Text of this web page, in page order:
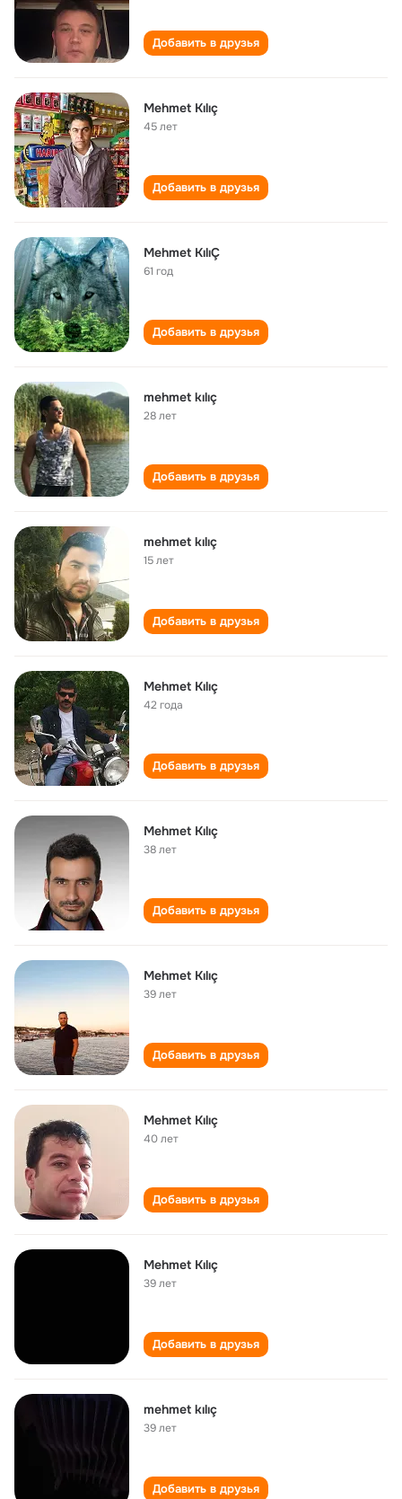
Добавить в друзья
Mehmet Kılıç
45 лет
Добавить в друзья
Mehmet KılıÇ
61 год
Добавить в друзья
mehmet kılıç
28 лет
Добавить в друзья
mehmet kılıç
15 лет
Добавить в друзья
Mehmet Kılıç
42 года
Добавить в друзья
Mehmet Kılıç
38 лет
Добавить в друзья
Mehmet Kılıç
39 лет
Добавить в друзья
Mehmet Kılıç
40 лет
Добавить в друзья
Mehmet Kılıç
39 лет
Добавить в друзья
mehmet kılıç
39 лет
Добавить в друзья